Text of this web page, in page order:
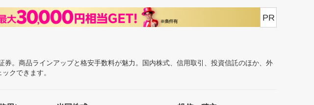
PR
。商品ラインアップと格安手数料が魅力。国内株式、信用取引、投資信託のほか、外
クできます。